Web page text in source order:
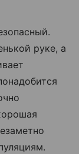
руке, а